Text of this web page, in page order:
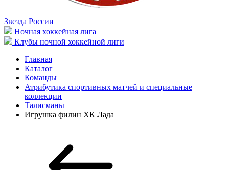
Звезда России
Ночная хоккейная лига
Клубы ночной хоккейной лиги
Главная
Каталог
Команды
Атрибутика спортивных матчей и специальные
коллекции
Талисманы
Игрушка филин ХК Лада